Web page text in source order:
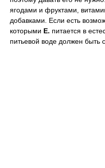
ягодами и фруктами,
добавками. Если есть
которыми Е. питается в
питьевой воде должен быть